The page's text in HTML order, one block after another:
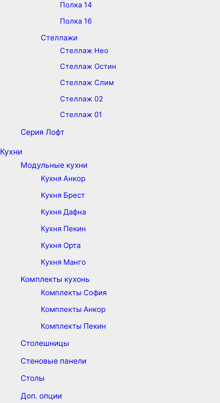
Полка 14
Полка 16
Стеллажи
Стеллаж Нео
Стеллаж Остин
Стеллаж Слим
Стеллаж 02
Стеллаж 01
Серия Лофт
Кухни
Модульные кухни
Кухня Анкор
Кухня Брест
Кухня Дафна
Кухня Пекин
Кухня Орта
Кухня Манго
Комплекты кухонь
Комплекты София
Комплекты Анкор
Комплекты Пекин
Столешницы
Стеновые панели
Столы
Доп. опции